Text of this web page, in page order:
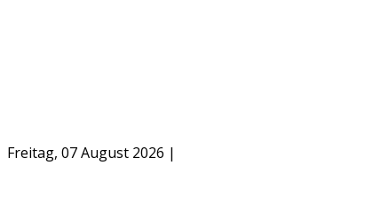
Freitag, 07 August 2026 |